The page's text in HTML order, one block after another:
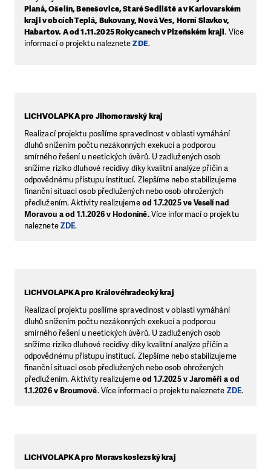
Planá, Ošelín, Benešovice, Staré Sedliště a v Karlovarském
kraji v obcích Teplá, Bukovany, Nová Ves, Horní Slavkov,
Habartov. A od 1.11.2025 Rokycanech v Plzeňském kraji. Více
informací o projektu nalezneteZDE.
LICHVOLAPKA pro Jihomoravský kraj
Realizací projektu posílíme spravedlnost v oblasti vymáhání
dluhů snížením počtu nezákonných exekucí a podporou
smírného řešení u neetických úvěrů. U zadlužených osob
snížíme riziko dluhové recidivy díky kvalitní analýze příčin a
odpovědnému přístupu institucí. Zlepšíme nebo stabilizujeme
finanční situaci osob předlužených nebo osob ohrožených
předlužením. Aktivity realizujemeod 1.7.2025 ve Veselí nad
Moravou a od 1.1.2026 v Hodoníně.Více informací o projektu
nalezneteZDE.
LICHVOLAPKA pro Královéhradecký kraj
Realizací projektu posílíme spravedlnost v oblasti vymáhání
dluhů snížením počtu nezákonných exekucí a podporou
smírného řešení u neetických úvěrů. U zadlužených osob
snížíme riziko dluhové recidivy díky kvalitní analýze příčin a
odpovědnému přístupu institucí. Zlepšíme nebo stabilizujeme
finanční situaci osob předlužených nebo osob ohrožených
předlužením. Aktivity realizujemeod 1.7.2025 v Jaroměři a od
1.1.2026 v Broumově. Více informací o projektu naleznete ZDE.
LICHVOLAPKA pro Moravskoslezský kraj